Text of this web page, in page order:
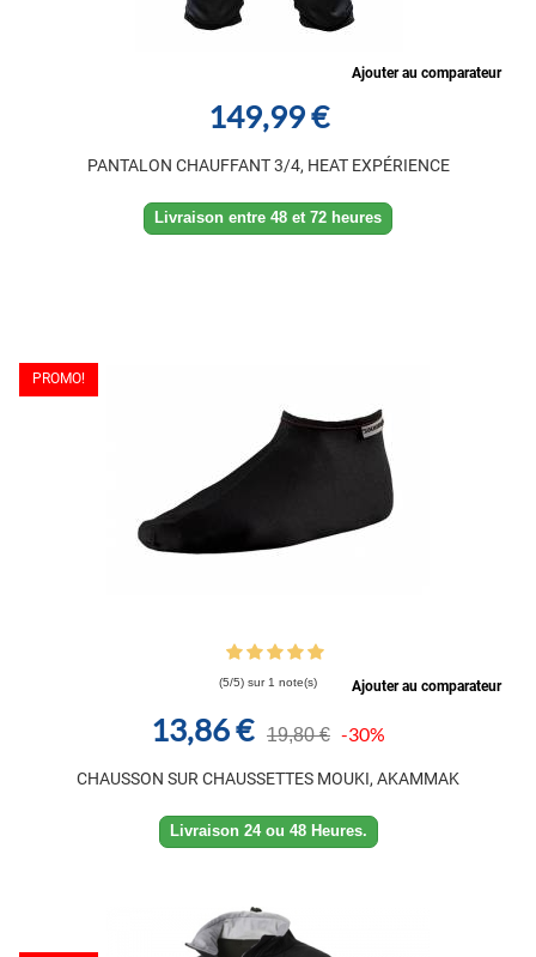
Ajouter au comparateur
149,99 €
PANTALON CHAUFFANT 3/4, HEAT EXPÉRIENCE
Livraison entre 48 et 72 heures
PROMO!
(5/5) sur 1 note(s) Ajouter au comparateur
13,86 € 19,80 € -30%
CHAUSSON SUR CHAUSSETTES MOUKI, AKAMMAK
Livraison 24 ou 48 Heures.